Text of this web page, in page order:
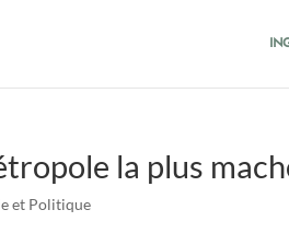
la plus
et Politique